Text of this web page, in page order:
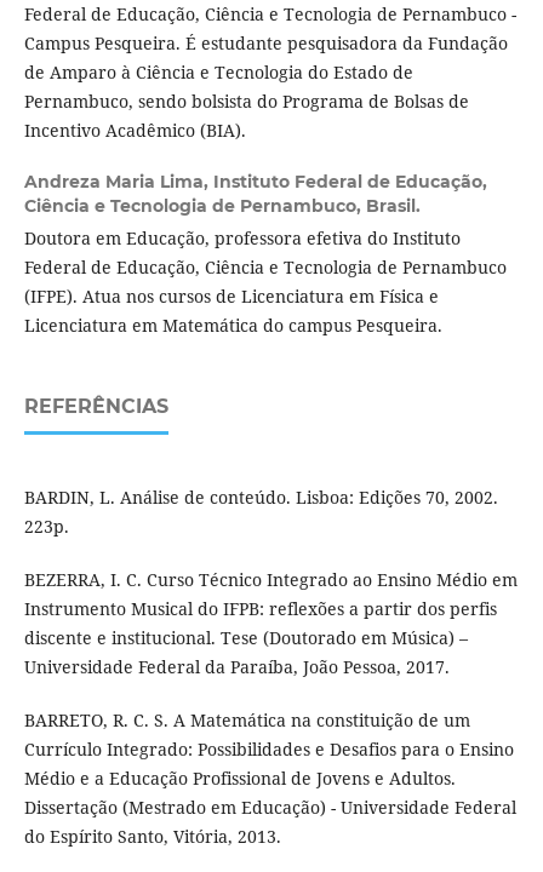
Federal de Educação, Ciência e Tecnologia de Pernambuco -
Campus Pesqueira. É estudante pesquisadora da Fundação
de Amparo à Ciência e Tecnologia do Estado de
Pernambuco, sendo bolsista do Programa de Bolsas de
Incentivo Acadêmico (BIA).
Andreza Maria Lima, Instituto Federal de Educação,
Ciência e Tecnologia de Pernambuco, Brasil.
Doutora em Educação, professora efetiva do Instituto
Federal de Educação, Ciência e Tecnologia de Pernambuco
(IFPE). Atua nos cursos de Licenciatura em Física e
Licenciatura em Matemática do campus Pesqueira.
REFERÊNCIAS
BARDIN, L. Análise de conteúdo. Lisboa: Edições 70, 2002.
223p.
BEZERRA, I. C. Curso Técnico Integrado ao Ensino Médio em
Instrumento Musical do IFPB: reflexões a partir dos perfis
discente e institucional. Tese (Doutorado em Música) –
Universidade Federal da Paraíba, João Pessoa, 2017.
BARRETO, R. C. S. A Matemática na constituição de um
Currículo Integrado: Possibilidades e Desafios para o Ensino
Médio e a Educação Profissional de Jovens e Adultos.
Dissertação (Mestrado em Educação) - Universidade Federal
do Espírito Santo, Vitória, 2013.